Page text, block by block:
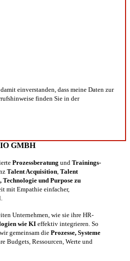
einverstanden, dass meine Daten zur
finden Sie in der
GMBH
Prozessberatung und Trainings-
Talent Acquisition Talent
Technologie und Purpose zu
mit Empathie einfacher,
Unternehmen, wie sie ihre HR-
wie KI effektiv integrieren. So
gemeinsam die Prozesse, Systeme
Budgets, Ressourcen, Werte und